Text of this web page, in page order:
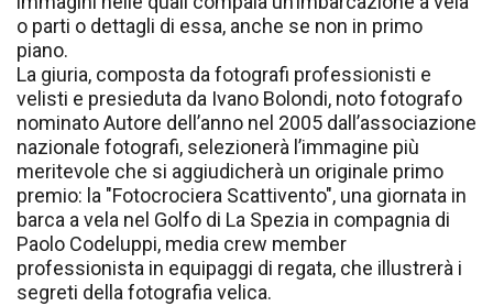
o parti o dettagli di essa, anche se non in primo
piano.
La giuria, composta da fotografi professionisti e
velisti e presieduta da Ivano Bolondi, noto fotografo
nominato Autore dell’anno nel 2005 dall’associazione
nazionale fotografi, selezionerà l’immagine più
meritevole che si aggiudicherà un originale primo
premio: la "Fotocrociera Scattivento", una giornata in
barca a vela nel Golfo di La Spezia in compagnia di
Paolo Codeluppi, media crew member
professionista in equipaggi di regata, che illustrerà i
segreti della fotografia velica.